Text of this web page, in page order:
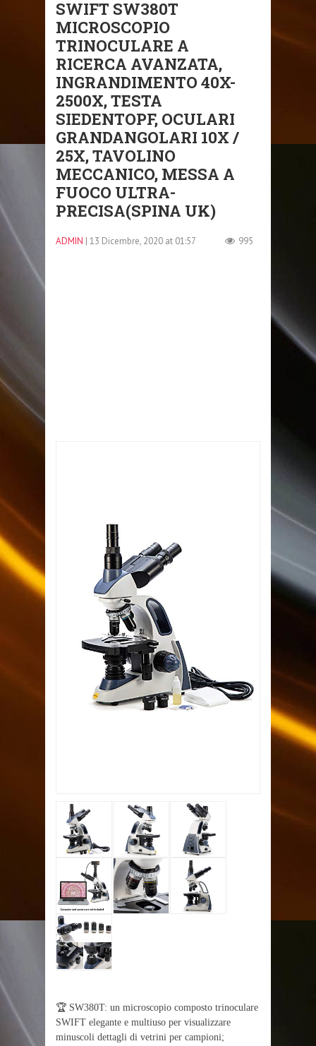
SWIFT SW380T
MICROSCOPIO
TRINOCULARE A
RICERCA AVANZATA,
INGRANDIMENTO 40X-
2500X, TESTA
SIEDENTOPF, OCULARI
GRANDANGOLARI 10X /
25X, TAVOLINO
MECCANICO, MESSA A
FUOCO ULTRA-
PRECISA(SPINA UK)
ADMIN | 13 Dicembre, 2020 at 01:57 995
🏆 SW380T: un microscopio composto trinoculare
SWIFT elegante e multiuso per visualizzare
minuscoli dettagli di vetrini per campioni;